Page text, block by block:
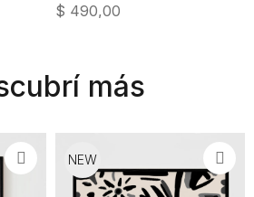
$ 490,00
más
NEW